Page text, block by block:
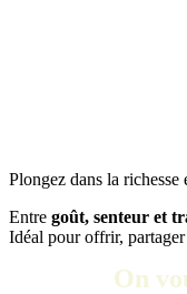
Plongez dans la
Entre goût, senteur et
Idéal pour offrir,
On